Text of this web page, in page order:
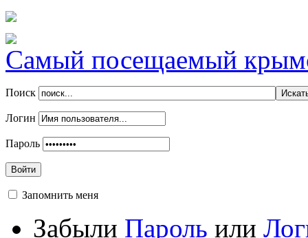
Самый посещаемый
Поиск
Логин
Пароль
Войти
Запомнить меня
Забыли Пароль или